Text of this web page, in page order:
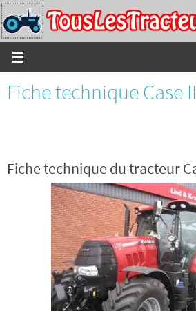
Passer
vers
le
contenu
Fiche technique Case
Fiche technique du tracteur